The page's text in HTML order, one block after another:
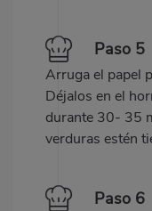
Paso 5
Arruga el papel
Déjalos en el
durante 30- 35
verduras estén
Paso 6